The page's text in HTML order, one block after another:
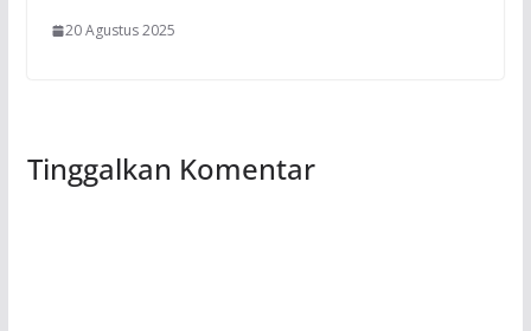
20 Agustus 2025
Tinggalkan Komentar